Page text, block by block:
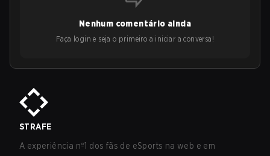
Nenhum comentário ainda
Faça login e seja o primeiro a iniciar a conversa!
STRAFE
A experiência nº1 dos fãs de eSports na web e em